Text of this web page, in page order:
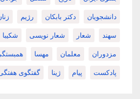
دانشجویان دکتر بابکان رژیم
سهند شعار شعار نویسی شکیبا
مزدوران معلمان مهسا
پادکست پیام ژینا گفتگوی